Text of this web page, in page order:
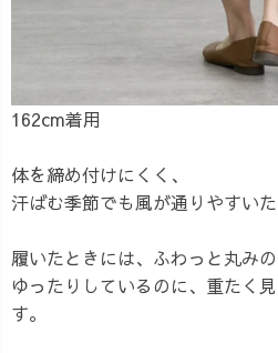
162cm着用
体を締め付けにくく、
汗ばむ季節でも風が通りやすい
履いたときには、ふわっと丸み
ゆったりしているのに、重たく
す。